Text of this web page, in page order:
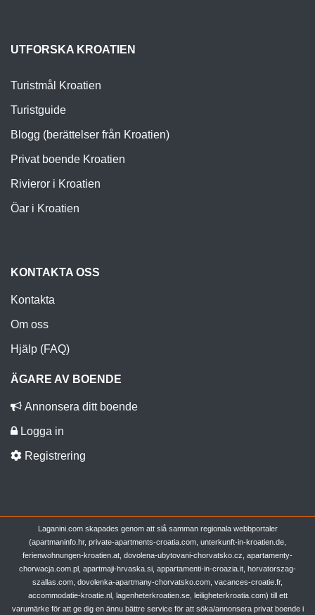
UTFORSKA KROATIEN
Turistmål Kroatien
Turistguide
Blogg (berättelser från Kroatien)
Privat boende Kroatien
Rivieror i Kroatien
Öar i Kroatien
KONTAKTA OSS
Kontakta
Om oss
Hjälp (FAQ)
ÄGARE AV BOENDE
Annonsera ditt boende
Logga in
Registrering
Laganini.com skapades genom att slå samman regionala webbportaler
(apartmaninfo.hr, private-apartments-croatia.com, unterkunft-in-kroatien.de,
ferienwohnungen-kroatien.at, dovolena-ubytovani-chorvatsko.cz, apartamenty-
chorwacja.com.pl, apartmaji-hrvaska.si, appartamenti-in-croazia.it, horvatorszag-
szallas.com, dovolenka-apartmany-chorvatsko.com, vacances-croatie.fr,
accommodatie-kroatie.nl, lagenheterkroatien.se, leiligheterkroatia.com) till ett
varumärke för att ge dig en ännu bättre service för att söka/annonsera privat boende i